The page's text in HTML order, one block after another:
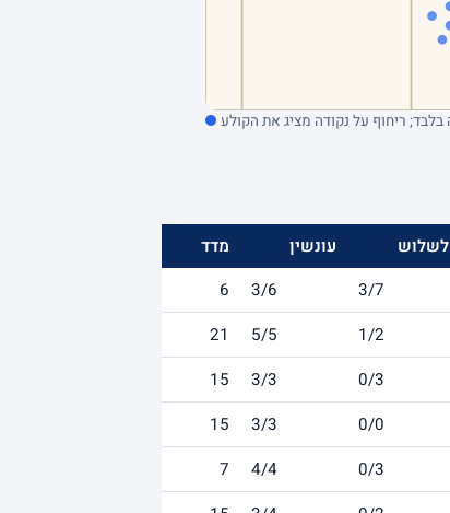
לשלוש עונשין
מדד
3/7
3/6
6
1/2
5/5
21
0/3
3/3
15
0/0
3/3
15
0/3
4/4
7